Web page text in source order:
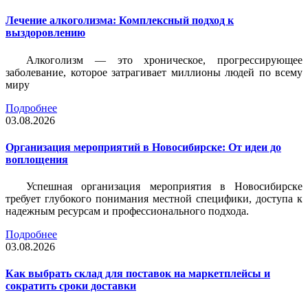
Лечение алкоголизма: Комплексный подход к
выздоровлению
Алкоголизм — это хроническое, прогрессирующее
заболевание, которое затрагивает миллионы людей по всему
миру
Подробнее
03.08.2026
Организация мероприятий в Новосибирске: От идеи до
воплощения
Успешная организация мероприятия в Новосибирске
требует глубокого понимания местной специфики, доступа к
надежным ресурсам и профессионального подхода.
Подробнее
03.08.2026
Как выбрать склад для поставок на маркетплейсы и
сократить сроки доставки